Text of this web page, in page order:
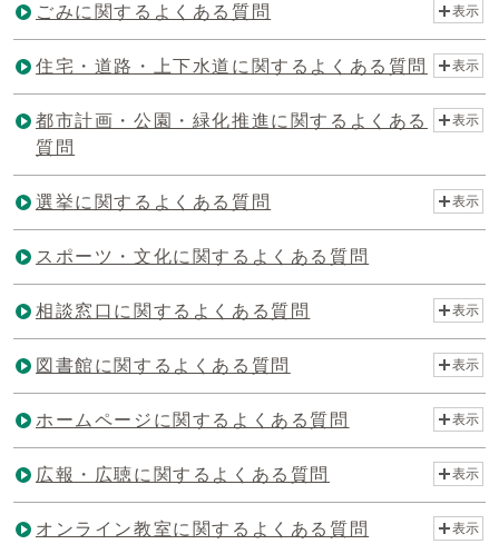
ごみに関するよくある質問 表示
住宅・道路・上下水道に関するよくある質問 表示
都市計画・公園・緑化推進に関するよくある
質問
表示
選挙に関するよくある質問 表示
スポーツ・文化に関するよくある質問
相談窓口に関するよくある質問 表示
図書館に関するよくある質問 表示
ホームページに関するよくある質問 表示
広報・広聴に関するよくある質問 表示
オンライン教室に関するよくある質問 表示